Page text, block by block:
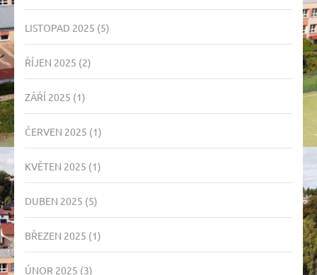
LISTOPAD 2025 (5)
ŘÍJEN 2025 (2)
ZÁŘÍ 2025 (1)
ČERVEN 2025 (1)
KVĚTEN 2025 (1)
DUBEN 2025 (5)
BŘEZEN 2025 (1)
ÚNOR 2025 (3)